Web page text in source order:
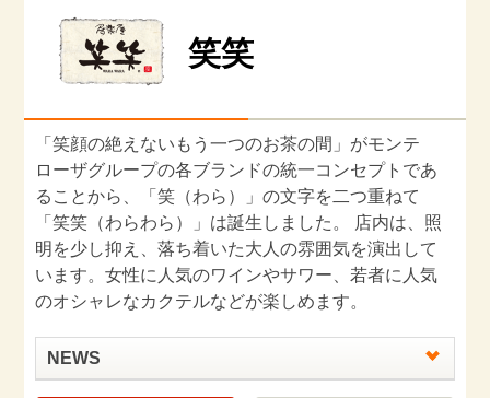
笑笑
「笑顔の絶えないもう一つのお茶の間」がモンテ
ローザグループの各ブランドの統一コンセプトであ
ることから、「笑（わら）」の文字を二つ重ねて
「笑笑（わらわら）」は誕生しました。 店内は、照
明を少し抑え、落ち着いた大人の雰囲気を演出して
います。女性に人気のワインやサワー、若者に人気
のオシャレなカクテルなどが楽しめます。
NEWS